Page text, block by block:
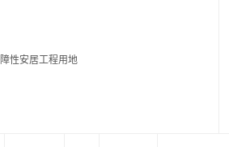
性安居工程用地